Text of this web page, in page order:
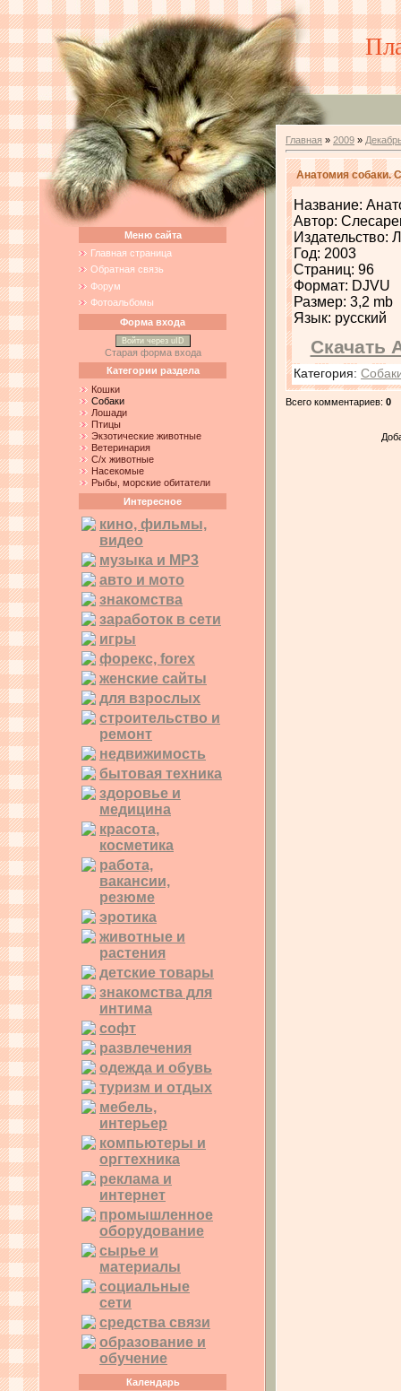
Меню сайта
Главная страница
Обратная связь
Форум
Фотоальбомы
Форма входа
Войти через uID
Старая форма входа
Категории раздела
Кошки
Собаки
Лошади
Птицы
Экзотические животные
Ветеринария
С/х животные
Насекомые
Рыбы, морские обитатели
Интересное
кино, фильмы,
видео
музыка и MP3
авто и мото
знакомства
заработок в сети
игры
форекс, forex
женские сайты
для взрослых
строительство и
ремонт
недвижимость
бытовая техника
здоровье и
медицина
красота,
косметика
работа,
вакансии,
резюме
эротика
животные и
растения
детские товары
знакомства для
интима
софт
развлечения
одежда и обувь
туризм и отдых
мебель,
интерьер
компьютеры и
оргтехника
реклама и
интернет
промышленное
оборудование
сырье и
материалы
социальные
сети
средства связи
образование и
обучение
Календарь
Главная » 2009 »
Анатомия собаки.
Название:
Автор:
Издательство:
Год: 2003
Страниц: 96
Формат: DJVU
Размер: 3,2 mb
Язык: русский
Скачать
Категория:
Всего комментариев: 0